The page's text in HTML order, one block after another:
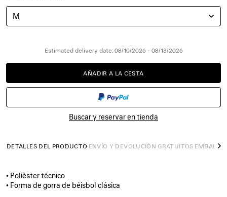
NEGRO
M
Estimated delivery date: 08/10/2026 - 08/13/2026
AÑADIR
A
CESTA
AÑADIR A LA CESTA
POR
FAVOR,
UNA
TALLA
Buscar y reservar en tienda
DETALLES DEL PRODUCTO ENVÍO Y DEVOLUCIÓN GRATUITOS
• Poliéster técnico
• Forma de gorra de béisbol clásica